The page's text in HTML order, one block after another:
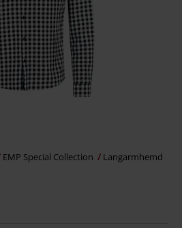
EMP Special Collection Langarmhemd